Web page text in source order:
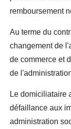
remboursement
Au terme du
changement de
de commerce et
de
Le domiciliataire
défaillance aux
administration